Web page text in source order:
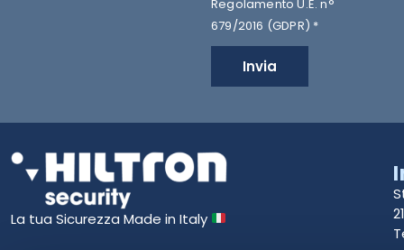
Regolamento U.E. n°
679/2016 (GDPR) *
Invia
La tua Sicurezza Made in Italy